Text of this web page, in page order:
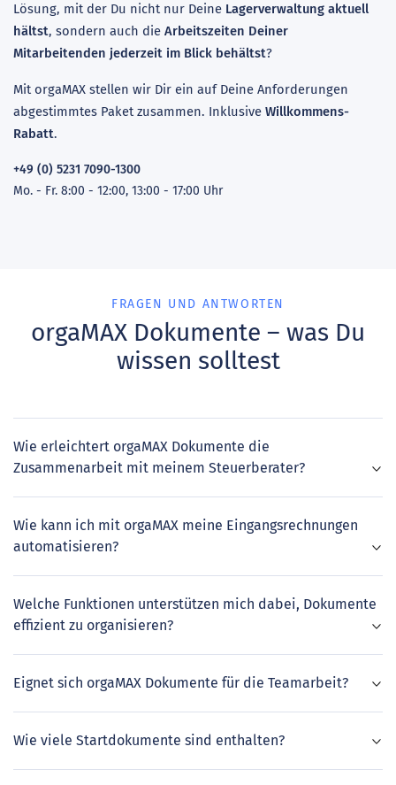
Lösung, mit der Du nicht nur Deine Lagerverwaltung aktuell
hältst, sondern auch die Arbeitszeiten Deiner
Mitarbeitenden jederzeit im Blick behältst?
Mit orgaMAX stellen wir Dir ein auf Deine Anforderungen
abgestimmtes Paket zusammen. Inklusive Willkommens-
Rabatt.
+49 (0) 5231 7090-1300
Mo. - Fr. 8:00 - 12:00, 13:00 - 17:00 Uhr
FRAGEN UND ANTWORTEN
orgaMAX Dokumente – was Du
wissen solltest
Wie erleichtert orgaMAX Dokumente die
Zusammenarbeit mit meinem Steuerberater?
Wie kann ich mit orgaMAX meine Eingangsrechnungen
automatisieren?
Welche Funktionen unterstützen mich dabei, Dokumente
effizient zu organisieren?
Eignet sich orgaMAX Dokumente für die Teamarbeit?
Wie viele Startdokumente sind enthalten?